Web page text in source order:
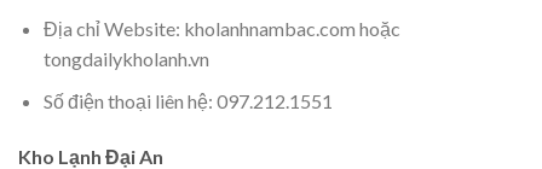
Địa chỉ Website: kholanhnambac.com hoặc
tongdailykholanh.vn
Số điện thoại liên hệ: 097.212.1551
Kho Lạnh Đại An